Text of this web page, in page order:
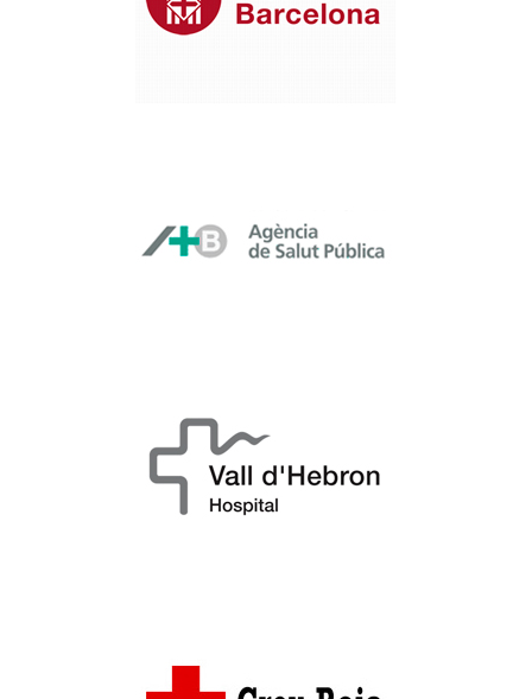
drogodependencias
Ayuntamiento de
Barcelona
Hospital Vall d’Hebron